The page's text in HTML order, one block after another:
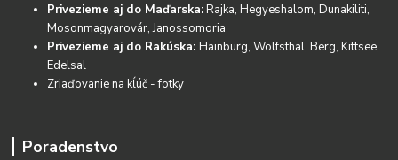
Privezieme aj do Maďarska:Rajka, Hegyeshalom, Dunakiliti,
Mosonmagyarovár, Janossomoria
Privezieme aj do Rakúska:Hainburg, Wolfsthal, Berg, Kittsee,
Edelsal
Zriaďovanie na kĺúč - fotky
Poradenstvo